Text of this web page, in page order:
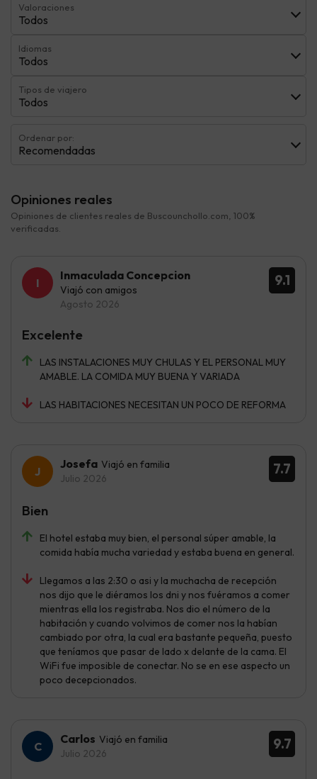
Valoraciones
Todos
Idiomas
Todos
Tipos de viajero
Todos
Ordenar por:
Recomendadas
Opiniones reales
Opiniones de clientes reales de Buscounchollo.com, 100%
verificadas.
9.1
Inmaculada Concepcion
Viajó con amigos
Agosto 2026
LAS INSTALACIONES MUY CHULAS Y EL PERSONAL MUY
AMABLE. LA COMIDA MUY BUENA Y VARIADA
LAS HABITACIONES NECESITAN UN POCO DE REFORMA
Excelente
7.7
Josefa Viajó en familia
Julio 2026
El hotel estaba muy bien, el personal súper amable, la
comida había mucha variedad y estaba buena en general.
Llegamos a las 2:30 o asi y la muchacha de recepción
nos dijo que le diéramos los dni y nos fuéramos a comer
mientras ella los registraba. Nos dio el número de la
habitación y cuando volvimos de comer nos la habían
cambiado por otra, la cual era bastante pequeña, puesto
que teníamos que pasar de lado x delante de la cama. El
WiFi fue imposible de conectar. No se en ese aspecto un
poco decepcionados.
Bien
9.7
Carlos Viajó en familia
Julio 2026